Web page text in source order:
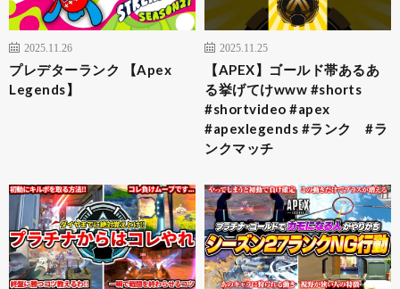
2025.11.26
プレデターランク 【Apex
Legends】
2025.11.25
【APEX】ゴールド帯あるあ
る挙げてけwww #shorts
#shortvideo #apex
#apexlegends #ランク #ラ
ンクマッチ